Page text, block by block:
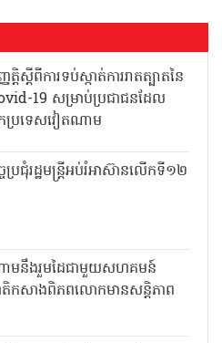
ត្តិស្តីពីការទប់ស្កាត់ការរាតត្បាតនៃ
19 សម្រាប់ប្រជាជនដែល
រទេសវៀតណាម
ប្រជុំរដ្ឋមន្ត្រីអប់រំអាស៊ានលើកទី១២
មនឹងរួមដៃជាមួយសហគមន៍
ាតិកសាងពិភពលោកមានសន្តិភាព